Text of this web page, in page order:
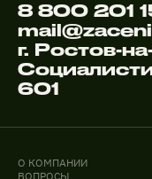
8 800 201
г. Ростов-
601
О КОМПАНИИ
ВОПРОСЫ